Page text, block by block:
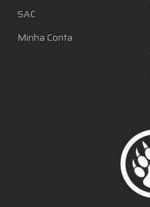
SAC
Minha Conta